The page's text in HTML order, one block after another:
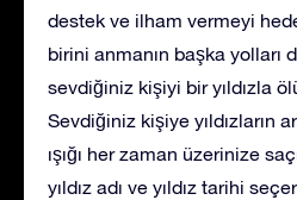
destek ve ilham vermeyi
birini anmanın başka yolları
sevdiğiniz kişiyi bir yıldızla
Sevdiğiniz kişiye yıldızların
ışığı her zaman üzerinize
yıldız adı ve yıldız tarihi